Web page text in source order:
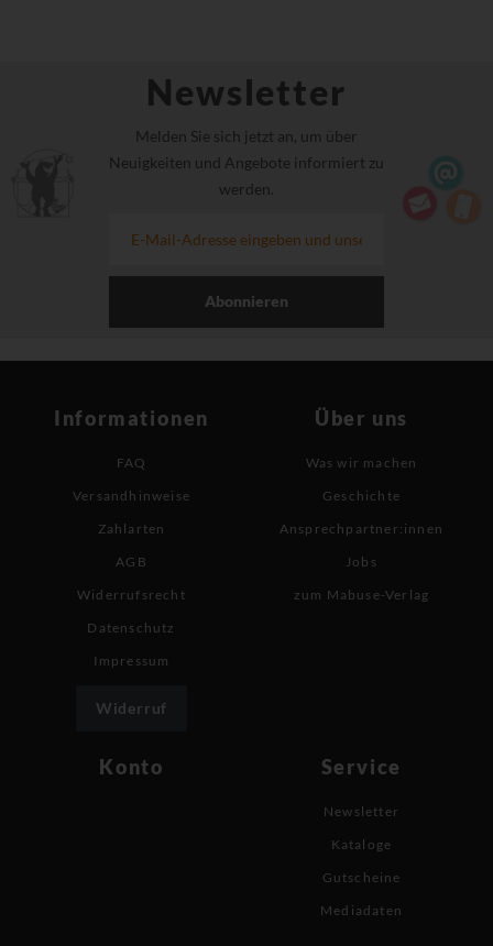
Newsletter
Melden Sie sich jetzt an, um über
Neuigkeiten und Angebote informiert zu
werden.
Abonnieren
Informationen
FAQ
Versandhinweise
Zahlarten
AGB
Widerrufsrecht
Datenschutz
Impressum
Widerruf
Über uns
Was wir machen
Geschichte
Ansprechpartner:innen
Jobs
zum Mabuse-Verlag
Konto Service
Newsletter
Kataloge
Gutscheine
Mediadaten